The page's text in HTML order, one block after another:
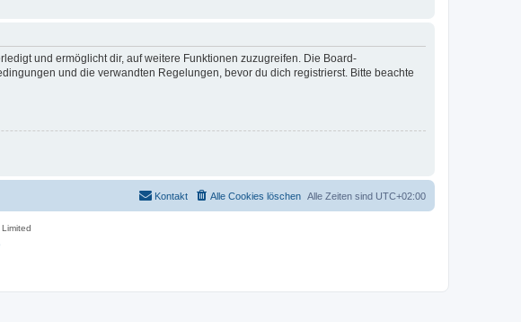
und ermöglicht dir, auf weitere Funktionen zuzugreifen. Die Board-
und die verwandten Regelungen, bevor du dich registrierst. Bitte beachte
Alle Zeiten sind UTC+02:00
Alle Cookies löschen
Kontakt